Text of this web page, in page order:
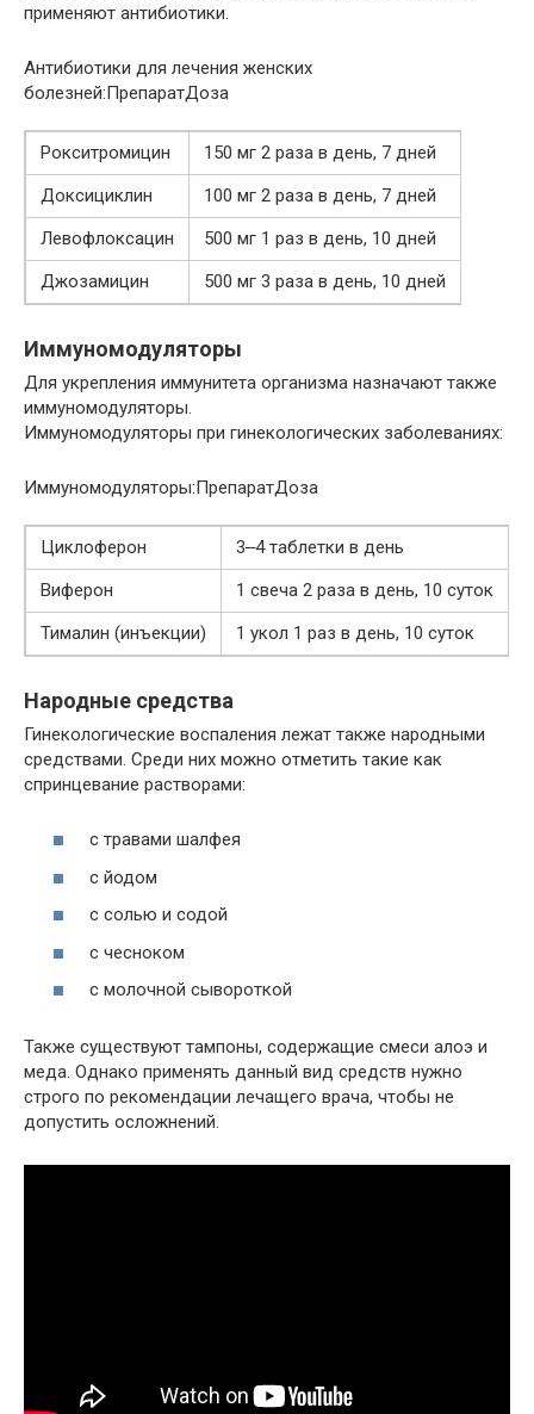
применяют антибиотики.
Антибиотики для лечения женских
болезней:ПрепаратДоза
Рокситромицин
150 мг 2 раза в день, 7 дней
Доксициклин
100 мг 2 раза в день, 7 дней
Левофлоксацин
500 мг 1 раз в день, 10 дней
Джозамицин
500 мг 3 раза в день, 10 дней
Иммуномодуляторы
Для укрепления иммунитета организма назначают также
иммуномодуляторы.
Иммуномодуляторы при гинекологических заболеваниях:
Иммуномодуляторы:ПрепаратДоза
Циклоферон
3‒4 таблетки в день
Виферон
1 свеча 2 раза в день, 10 суток
Тималин (инъекции)
1 укол 1 раз в день, 10 суток
Народные средства
Гинекологические воспаления лежат также народными
средствами. Среди них можно отметить такие как
спринцевание растворами:
с травами шалфея
с йодом
с солью и содой
с чесноком
с молочной сывороткой
Также существуют тампоны, содержащие смеси алоэ и
меда. Однако применять данный вид средств нужно
строго по рекомендации лечащего врача, чтобы не
допустить осложнений.